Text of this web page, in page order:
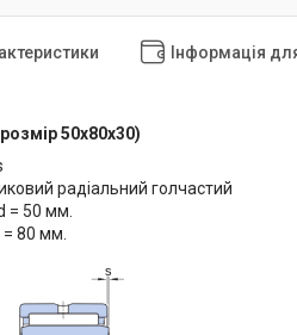
Інформація
50x80x30)
радіальний голчастий
= 50 мм.
= 80 мм.